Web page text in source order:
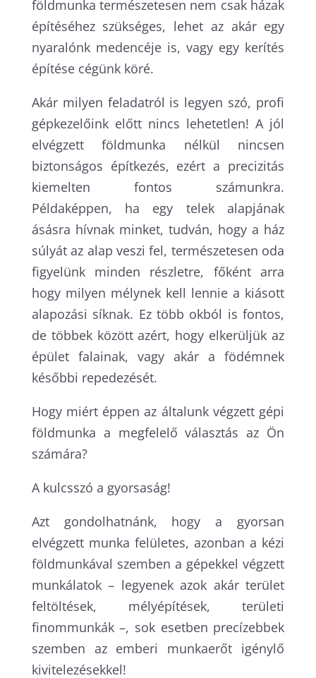
földmunka természetesen nem csak házak
építéséhez szükséges, lehet az akár egy
nyaralónk medencéje is, vagy egy kerítés
építése cégünk köré.
Akár milyen feladatról is legyen szó, profi
gépkezelőink előtt nincs lehetetlen! A jól
elvégzett földmunka nélkül nincsen
biztonságos építkezés, ezért a precizitás
kiemelten fontos számunkra.
Példaképpen, ha egy telek alapjának
ásásra hívnak minket, tudván, hogy a ház
súlyát az alap veszi fel, természetesen oda
figyelünk minden részletre, főként arra
hogy milyen mélynek kell lennie a kiásott
alapozási síknak. Ez több okból is fontos,
de többek között azért, hogy elkerüljük az
épület falainak, vagy akár a födémnek
későbbi repedezését.
Hogy miért éppen az általunk végzett gépi
földmunka a megfelelő választás az Ön
számára?
A kulcsszó a gyorsaság!
Azt gondolhatnánk, hogy a gyorsan
elvégzett munka felületes, azonban a kézi
földmunkával szemben a gépekkel végzett
munkálatok – legyenek azok akár terület
feltöltések, mélyépítések, területi
finommunkák –, sok esetben precízebbek
szemben az emberi munkaerőt igénylő
kivitelezésekkel!